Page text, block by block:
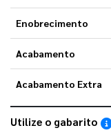
Enobrecimento
Acabamento
Acabamento Extra
Utilize o gabarito